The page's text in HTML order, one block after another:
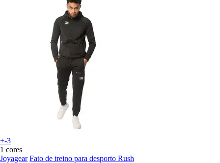
+-3
1 cores
Joyagear Fato de treino para desporto Rush